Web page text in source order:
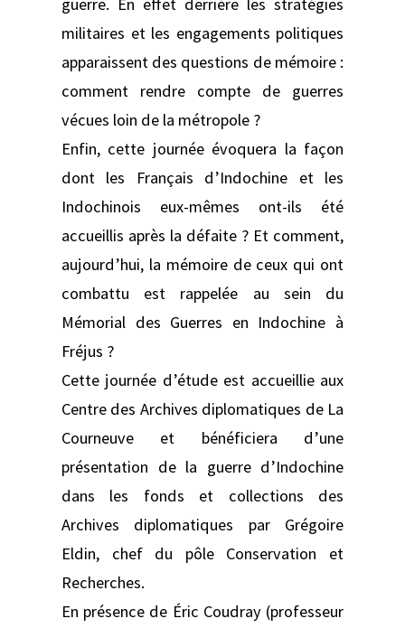
militaires et les engagements politiques
apparaissent des questions de mémoire :
comment rendre compte de guerres
vécues loin de la métropole ?
Enfin, cette journée évoquera la façon
dont les Français d’Indochine et les
Indochinois eux-mêmes ont-ils été
accueillis après la défaite ? Et comment,
aujourd’hui, la mémoire de ceux qui ont
combattu est rappelée au sein du
Mémorial des Guerres en Indochine à
Fréjus ?
Cette journée d’étude est accueillie aux
Centre des Archives diplomatiques de La
Courneuve et bénéficiera d’une
présentation de la guerre d’Indochine
dans les fonds et collections des
Archives diplomatiques par Grégoire
Eldin, chef du pôle Conservation et
Recherches.
En présence de Éric Coudray (professeur